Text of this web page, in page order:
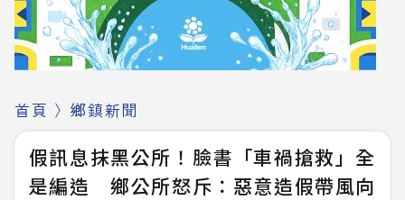
首頁 〉鄉鎮新聞
假訊息抹黑公所！臉書「車禍搶救」全
是編造 鄉公所怒斥：惡意造假帶風向